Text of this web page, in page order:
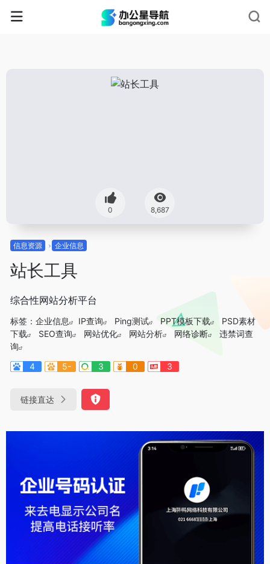
0 8,687
信息资源 企业信息
站长工具
综合性网站分析平台
标签： 企业信息 IP查询 Ping测试 PPT模板下载
PSD素材
下载
SEO查询 网站优化 网站分析 网络诊断
违禁词查
询
4
5- 3 0 3
链接直达